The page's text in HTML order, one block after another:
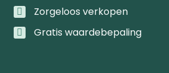
Zorgeloos verkopen
Gratis waardebepaling